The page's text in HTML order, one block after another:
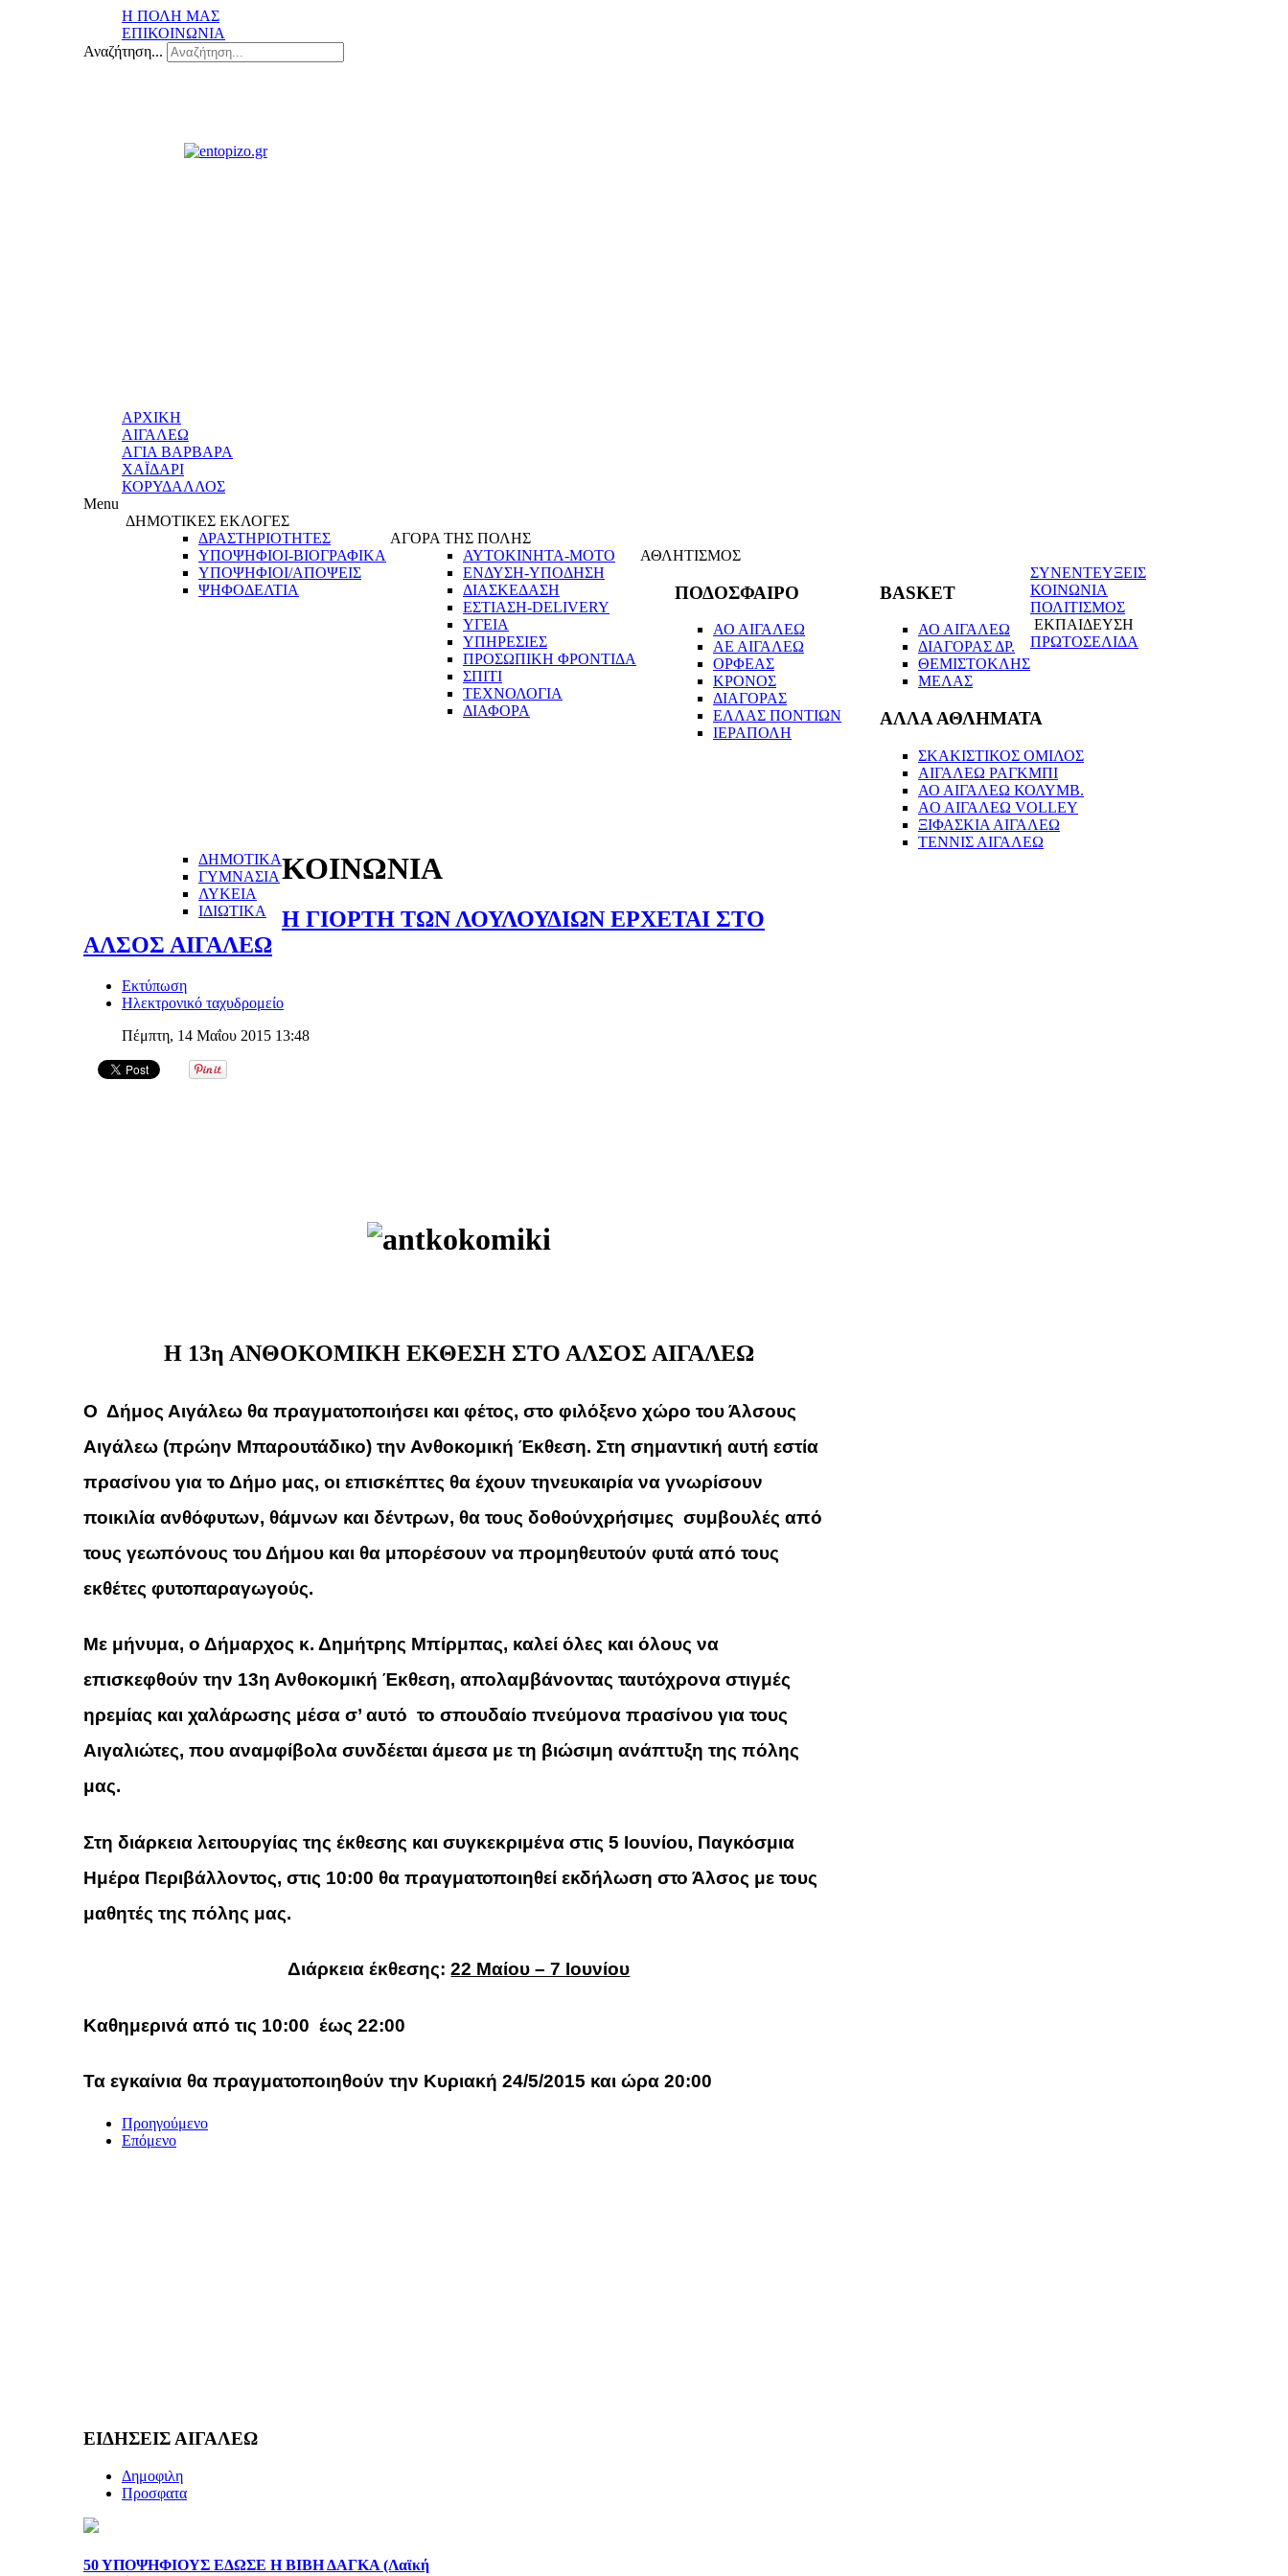
Η ΠΟΛΗ ΜΑΣ
ΕΠΙΚΟΙΝΩΝΙΑ
Αναζήτηση...
ΑΡΧΙΚΗ
ΑΙΓΑΛΕΩ
ΑΓΙΑ ΒΑΡΒΑΡΑ
ΧΑΪΔΑΡΙ
ΚΟΡΥΔΑΛΛΟΣ
Menu
ΔΗΜΟΤΙΚΕΣ ΕΚΛΟΓΕΣ
ΔΡΑΣΤΗΡΙΟΤΗΤΕΣ
ΥΠΟΨΗΦΙΟΙ-ΒΙΟΓΡΑΦΙΚΑ
ΥΠΟΨΗΦΙΟΙ/ΑΠΟΨΕΙΣ
ΨΗΦΟΔΕΛΤΙΑ
ΑΓΟΡΑ ΤΗΣ ΠΟΛΗΣ
ΑΥΤΟΚΙΝΗΤΑ-ΜΟΤΟ
ΕΝΔΥΣΗ-ΥΠΟΔΗΣΗ
ΔΙΑΣΚΕΔΑΣΗ
ΕΣΤΙΑΣΗ-DELIVERY
ΥΓΕΙΑ
ΥΠΗΡΕΣΙΕΣ
ΠΡΟΣΩΠΙΚΗ ΦΡΟΝΤΙΔΑ
ΣΠΙΤΙ
ΤΕΧΝΟΛΟΓΙΑ
ΔΙΑΦΟΡΑ
ΑΘΛΗΤΙΣΜΟΣ
ΠΟΔΟΣΦΑΙΡΟ
ΑΟ ΑΙΓΑΛΕΩ
ΑΕ ΑΙΓΑΛΕΩ
ΟΡΦΕΑΣ
ΚΡΟΝΟΣ
ΔΙΑΓΟΡΑΣ
ΕΛΛΑΣ ΠΟΝΤΙΩΝ
ΙΕΡΑΠΟΛΗ
BASKET
ΑΟ ΑΙΓΑΛΕΩ
ΔΙΑΓΟΡΑΣ ΔΡ.
ΘΕΜΙΣΤΟΚΛΗΣ
ΜΕΛΑΣ
ΑΛΛΑ ΑΘΛΗΜΑΤΑ
ΣΚΑΚΙΣΤΙΚΟΣ ΟΜΙΛΟΣ
ΑΙΓΑΛΕΩ ΡΑΓΚΜΠΙ
ΑΟ ΑΙΓΑΛΕΩ ΚΟΛΥΜΒ.
AO AIΓΑΛΕΩ VOLLEY
ΞΙΦΑΣΚΙΑ ΑΙΓΑΛΕΩ
ΤΕΝΝΙΣ ΑΙΓΑΛΕΩ
ΣΥΝΕΝΤΕΥΞΕΙΣ
ΚΟΙΝΩΝΙΑ
ΠΟΛΙΤΙΣΜΟΣ
ΕΚΠΑΙΔΕΥΣΗ
ΔΗΜΟΤΙΚΑ
ΓΥΜΝΑΣΙΑ
ΛΥΚΕΙΑ
ΙΔΙΩΤΙΚΑ
ΠΡΩΤΟΣΕΛΙΔΑ
ΚΟΙΝΩΝΙΑ
Η ΓΙΟΡΤΗ ΤΩΝ ΛΟΥΛΟΥΔΙΩΝ ΕΡΧΕΤΑΙ ΣΤΟ
ΑΛΣΟΣ ΑΙΓΑΛΕΩ
Εκτύπωση
Ηλεκτρονικό ταχυδρομείο
Πέμπτη, 14 Μαΐου 2015 13:48
Η 13η ΑΝΘΟΚΟΜΙΚΗ ΕΚΘΕΣΗ ΣΤΟ ΑΛΣΟΣ ΑΙΓΑΛΕΩ
Ο Δήμος Αιγάλεω θα πραγματοποιήσει και φέτος, στο φιλόξενο χώρο του Άλσους
Αιγάλεω (πρώην Μπαρουτάδικο) την Ανθοκομική Έκθεση. Στη σημαντική αυτή εστία
πρασίνου για το Δήμο μας, οι επισκέπτες θα έχουν τηνευκαιρία να γνωρίσουν
ποικιλία ανθόφυτων, θάμνων και δέντρων, θα τους δοθούνχρήσιμες συμβουλές από
τους γεωπόνους του Δήμου και θα μπορέσουν να προμηθευτούν φυτά από τους
εκθέτες φυτοπαραγωγούς.
Με μήνυμα, ο Δήμαρχος κ. Δημήτρης Μπίρμπας, καλεί όλες και όλους να
επισκεφθούν την 13η Ανθοκομική Έκθεση, απολαμβάνοντας ταυτόχρονα στιγμές
ηρεμίας και χαλάρωσης μέσα σ’ αυτό το σπουδαίο πνεύμονα πρασίνου για τους
Αιγαλιώτες, που αναμφίβολα συνδέεται άμεσα με τη βιώσιμη ανάπτυξη της πόλης
μας.
Στη διάρκεια λειτουργίας της έκθεσης και συγκεκριμένα στις 5 Ιουνίου, Παγκόσμια
Ημέρα Περιβάλλοντος, στις 10:00 θα πραγματοποιηθεί εκδήλωση στο Άλσος με τους
μαθητές της πόλης μας.
Διάρκεια έκθεσης:22 Μαίου – 7 Ιουνίου
Καθημερινά από τις 10:00 έως 22:00
Τα εγκαίνια θα πραγματοποιηθούν την Κυριακή 24/5/2015 και ώρα 20:00
Προηγούμενο
Επόμενο
ΕΙΔΗΣΕΙΣ ΑΙΓΑΛΕΩ
Δημοφιλη
Προσφατα
50 ΥΠΟΨΗΦΙΟΥΣ ΕΔΩΣΕ Η ΒΙΒΗ ΔΑΓΚΑ (Λαϊκή